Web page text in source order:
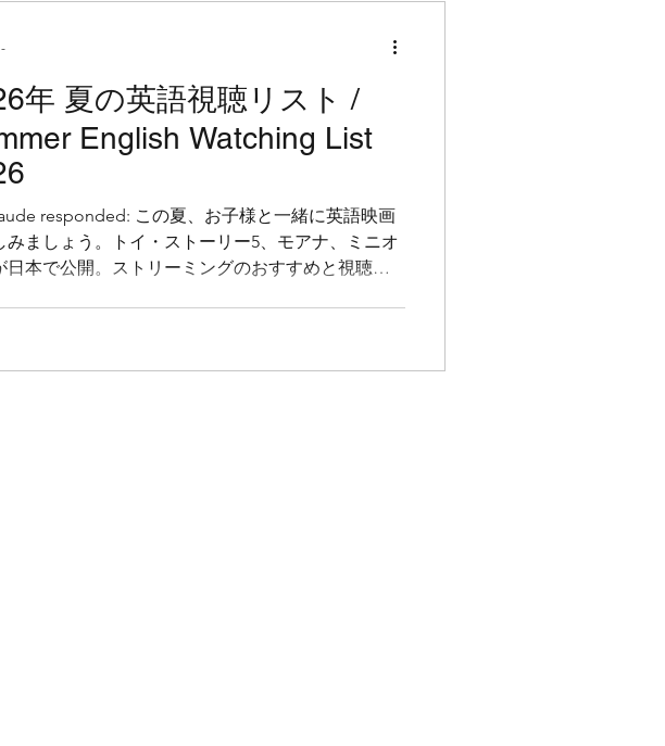
年 夏の英語視聴リスト /
English Watching List
responded: この夏、お子様と一緒に英語映画
みましょう。トイ・ストーリー5、モアナ、ミニオ
日本で公開。ストリーミングのおすすめと視聴の
モアナ、ミニオンズが日本で公開。ストリーミン
すすめと視聴のコツもご紹介。札幌のFantastic
-